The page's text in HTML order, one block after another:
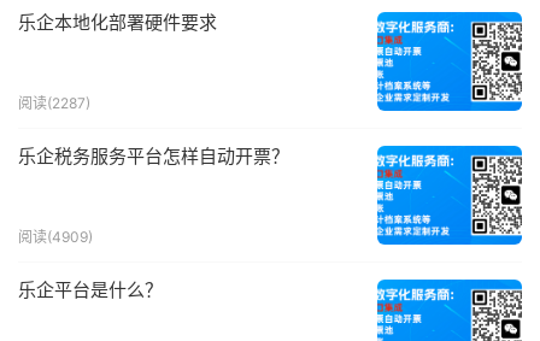
乐企本地化部署硬件要求
阅读(2287)
乐企税务服务平台怎样自动开票？
阅读(4909)
乐企平台是什么？